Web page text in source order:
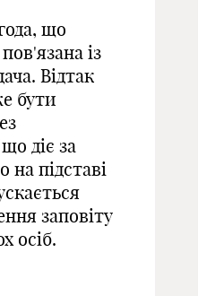
що
із
Відтак
бути
діє за
на підставі
заповіту
осіб.